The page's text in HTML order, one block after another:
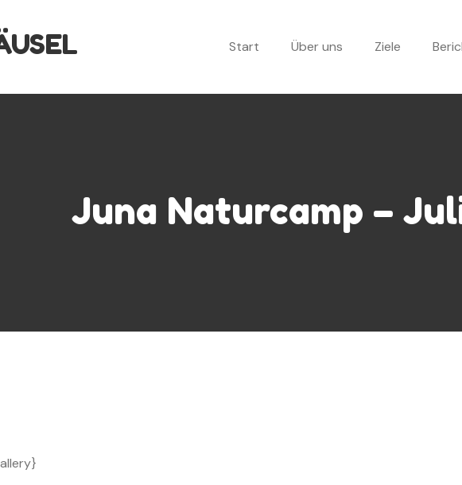
Start Über uns Ziele
Juna Naturcamp –